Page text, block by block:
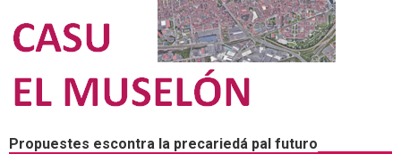
Propuestes escontra la precariedá pal futuro